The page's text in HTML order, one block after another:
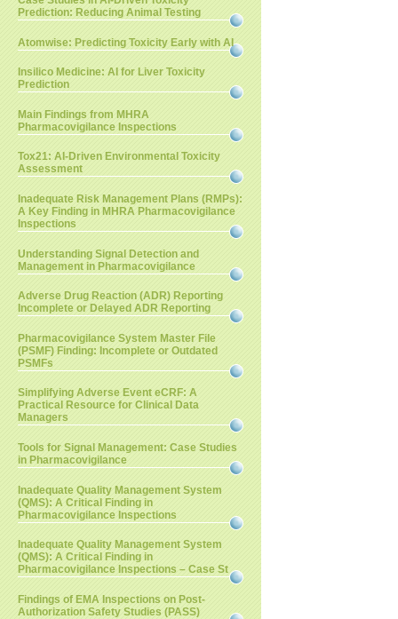
Prediction: Reducing Animal Testing
Atomwise: Predicting Toxicity Early with AI
Insilico Medicine: AI for Liver Toxicity
Prediction
Main Findings from MHRA
Pharmacovigilance Inspections
Tox21: AI-Driven Environmental Toxicity
Assessment
Inadequate Risk Management Plans (RMPs):
A Key Finding in MHRA Pharmacovigilance
Inspections
Understanding Signal Detection and
Management in Pharmacovigilance
Adverse Drug Reaction (ADR) Reporting
Incomplete or Delayed ADR Reporting
Pharmacovigilance System Master File
(PSMF) Finding: Incomplete or Outdated
PSMFs
Simplifying Adverse Event eCRF: A
Practical Resource for Clinical Data
Managers
Tools for Signal Management: Case Studies
in Pharmacovigilance
Inadequate Quality Management System
(QMS): A Critical Finding in
Pharmacovigilance Inspections
Inadequate Quality Management System
(QMS): A Critical Finding in
Pharmacovigilance Inspections – Case St
Findings of EMA Inspections on Post-
Authorization Safety Studies (PASS)